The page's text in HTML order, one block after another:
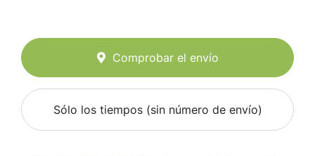
Comprobar el envío
Sólo los tiempos (sin número de envío)